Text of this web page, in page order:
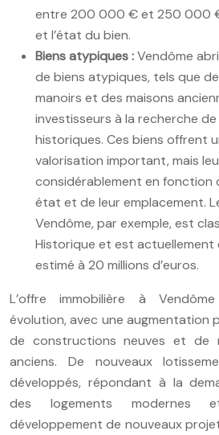
entre 200 000 € et 250 000
et l’état du bien.
Biens atypiques :Vendôme
de biens atypiques, tels que
manoirs et des maisons
investisseurs à la recherche
historiques. Ces biens offrent
valorisation important, mais
considérablement en fonction
état et de leur emplacement.
Vendôme, par exemple, est
Historique et est actuellement
estimé à 20 millions d’euros.
L’offre immobilière à
évolution, avec une augmentation
de constructions neuves et de
anciens. De nouveaux
développés, répondant à la
des logements modernes
développement de nouveaux